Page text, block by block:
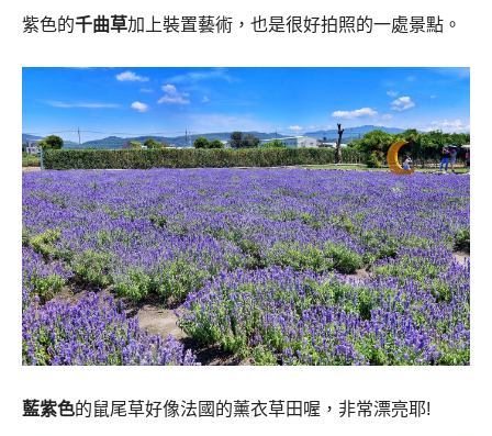
紫色的千曲草加上裝置藝術，也是很好拍照的一處景點。
藍紫色的鼠尾草好像法國的薰衣草田喔，非常漂亮耶!